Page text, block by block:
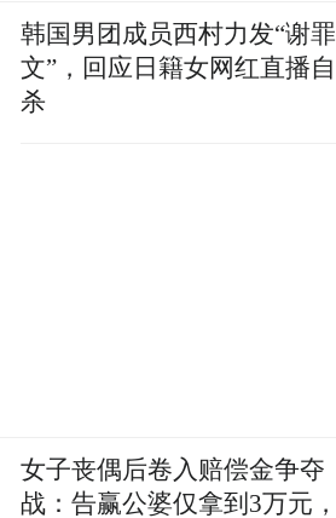
韩国男团成员西村力发“谢罪
文”，回应日籍女网红直播自
杀
女子丧偶后卷入赔偿金争夺
战：告赢公婆仅拿到3万元，